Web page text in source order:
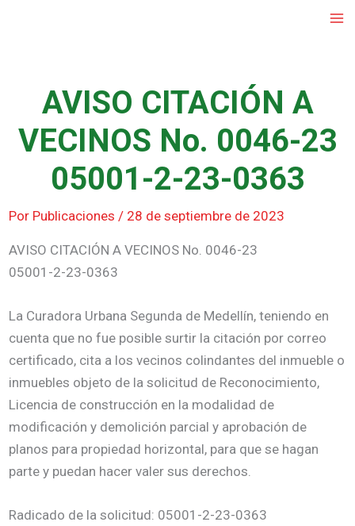
AVISO CITACIÓN A
VECINOS No. 0046-23
05001-2-23-0363
Por Publicaciones / 28 de septiembre de 2023
AVISO CITACIÓN A VECINOS No. 0046-23
05001-2-23-0363
La Curadora Urbana Segunda de Medellín, teniendo en
cuenta que no fue posible surtir la citación por correo
certificado, cita a los vecinos colindantes del inmueble o
inmuebles objeto de la solicitud de Reconocimiento,
Licencia de construcción en la modalidad de
modificación y demolición parcial y aprobación de
planos para propiedad horizontal, para que se hagan
parte y puedan hacer valer sus derechos.
Radicado de la solicitud: 05001-2-23-0363